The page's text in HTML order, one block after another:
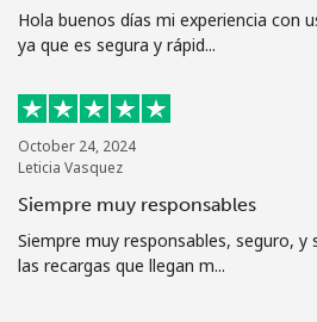
Hola buenos días mi experiencia con
ya que es segura y rápid...
October 24, 2024
Leticia Vasquez
Siempre muy responsables
Siempre muy responsables, seguro,
las recargas que llegan m...